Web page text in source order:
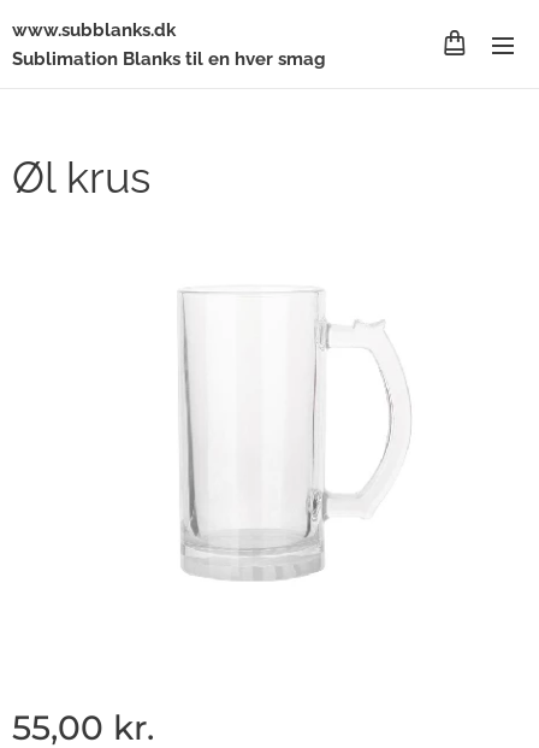
www.subblanks.dk
Sublimation Blanks til en hver smag
Øl krus
55,00 kr.